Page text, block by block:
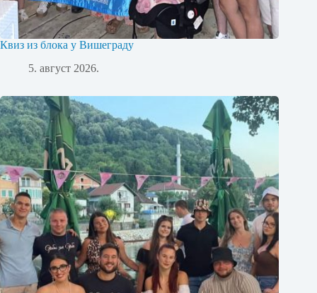
Квиз из блока у Вишеграду
5. август 2026.